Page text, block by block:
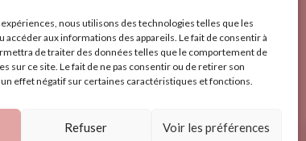
nous utilisons des technologies telles que les
accéder aux informations des appareils. Le fait de consentir à
de traiter des données telles que le comportement de
sur ce site. Le fait de ne pas consentir ou de retirer son
effet négatif sur certaines caractéristiques et fonctions.
Refuser Voir les préférences